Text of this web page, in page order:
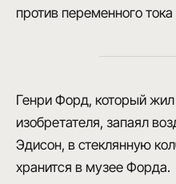
против переменного
Генри Форд, который
изобретателя, запаял
Эдисон, в стеклянную
хранится в музее Форда.